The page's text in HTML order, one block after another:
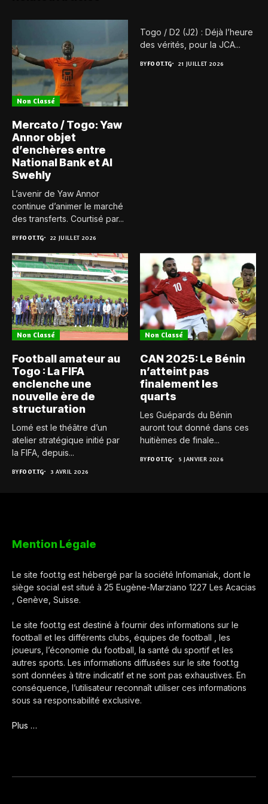
Non Classé
Mercato / Togo: Yaw
Annor objet
d’enchères entre
National Bank et Al
Swehly
L’avenir de Yaw Annor
continue d’animer le marché
des transferts. Courtisé par...
BYFOOT.TG 22 JUILLET 2026
Togo / D2 (J2) : Déjà l’heure
des vérités, pour la JCA...
BYFOOT.TG 21 JUILLET 2026
Non Classé
Football amateur au
Togo : La FIFA
enclenche une
nouvelle ère de
structuration
Lomé est le théâtre d’un
atelier stratégique initié par
la FIFA, depuis...
BYFOOT.TG 3 AVRIL 2026
Non Classé
CAN 2025: Le Bénin
n’atteint pas
finalement les
quarts
Les Guépards du Bénin
auront tout donné dans ces
huitièmes de finale...
BYFOOT.TG 5 JANVIER 2026
Mention Légale
Le site foot.tg est hébergé par la société Infomaniak, dont le
siège social est situé à 25 Eugène-Marziano 1227 Les Acacias
, Genève, Suisse.
Le site foot.tg est destiné à fournir des informations sur le
football et les différents clubs, équipes de football , les
joueurs, l’économie du football, la santé du sportif et les
autres sports. Les informations diffusées sur le site foot.tg
sont données à titre indicatif et ne sont pas exhaustives. En
conséquence, l’utilisateur reconnaît utiliser ces informations
sous sa responsabilité exclusive.
Plus …